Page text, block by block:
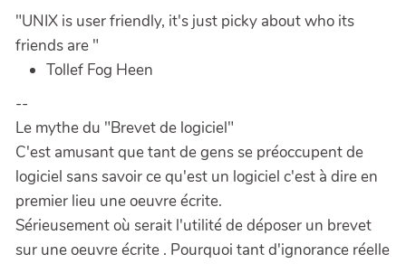
"UNIX is user friendly, it's just picky about who its
friends are "
Tollef Fog Heen
--
Le mythe du "Brevet de logiciel"
C'est amusant que tant de gens se préoccupent de
logiciel sans savoir ce qu'est un logiciel c'est à dire en
premier lieu une oeuvre écrite.
Sérieusement où serait l'utilité de déposer un brevet
sur une oeuvre écrite . Pourquoi tant d'ignorance réelle